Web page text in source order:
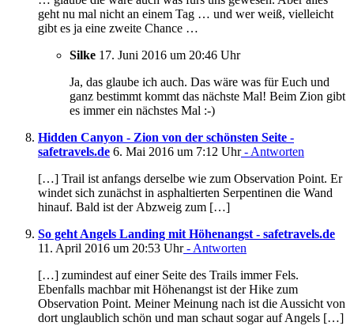
geht nu mal nicht an einem Tag … und wer weiß, vielleicht
gibt es ja eine zweite Chance …
Silke 17. Juni 2016 um 20:46 Uhr
Ja, das glaube ich auch. Das wäre was für Euch und
ganz bestimmt kommt das nächste Mal! Beim Zion gibt
es immer ein nächstes Mal :-)
Hidden Canyon - Zion von der schönsten Seite -
safetravels.de 6. Mai 2016 um 7:12 Uhr- Antworten
[…] Trail ist anfangs derselbe wie zum Observation Point. Er
windet sich zunächst in asphaltierten Serpentinen die Wand
hinauf. Bald ist der Abzweig zum […]
So geht Angels Landing mit Höhenangst - safetravels.de
11. April 2016 um 20:53 Uhr- Antworten
[…] zumindest auf einer Seite des Trails immer Fels.
Ebenfalls machbar mit Höhenangst ist der Hike zum
Observation Point. Meiner Meinung nach ist die Aussicht von
dort unglaublich schön und man schaut sogar auf Angels […]